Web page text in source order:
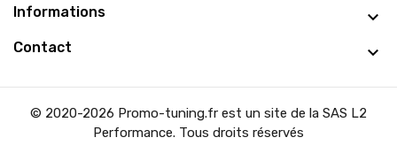
Informations
Contact
© 2020-2026 Promo-tuning.fr est un site de la SAS L2
Performance. Tous droits réservés